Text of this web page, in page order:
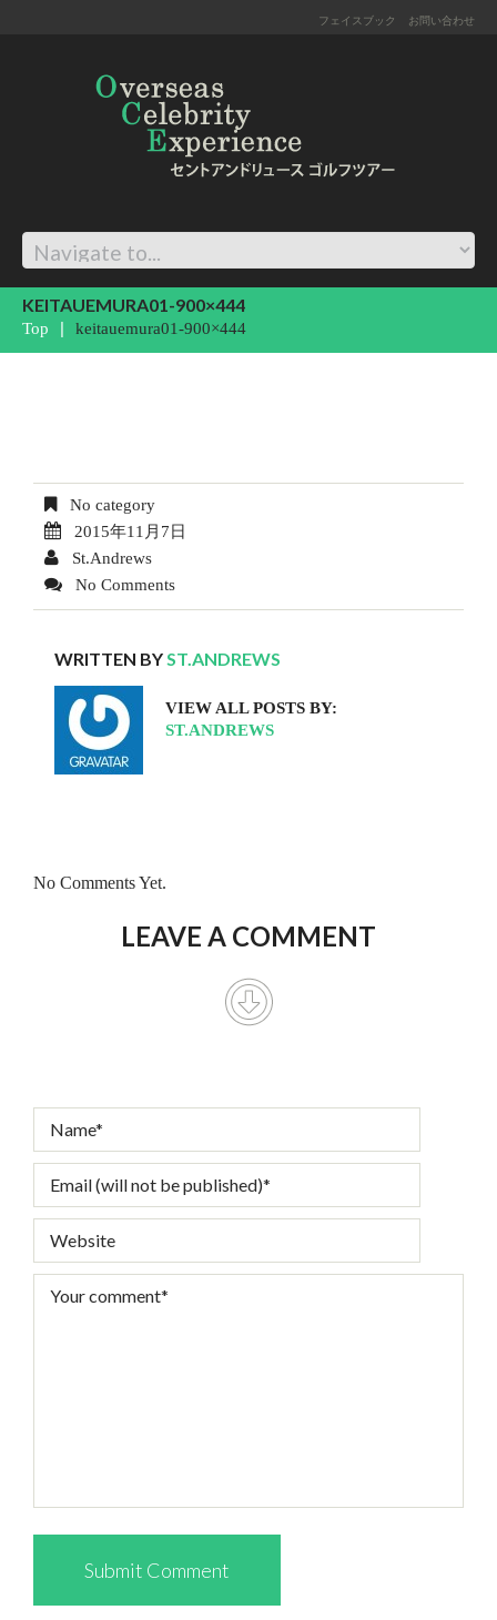
フェイスブック お問い合わせ
KEITAUEMURA01-900×444
Top keitauemura01-900×444
No category
2015年11月7日
St.Andrews
No Comments
WRITTEN BYST.ANDREWS
VIEW ALL POSTS BY:
ST.ANDREWS
No Comments Yet.
LEAVE A COMMENT